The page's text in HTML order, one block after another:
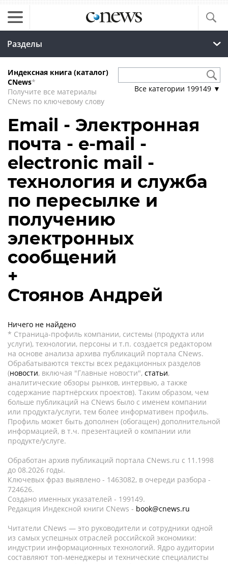
Разделы
Индексная книга (каталог)
CNews*
Получите все материалы
CNews по ключевому слову
Все категории 199149 ▼
Email - Электронная
почта - e-mail -
electronic mail -
технология и служба
по пересылке и
получению
электронных
сообщений
+
Стоянов Андрей
Ничего не найдено
* Страница-профиль компании, системы (продукта или
услуги), технологии, персоны и т.п. создается редактором
на основе анализа архива публикаций портала CNews.
Обрабатываются тексты всех редакционных разделов
(новости, включая "Главные новости", статьи,
аналитические обзоры рынков, интервью, а также
содержание партнёрских проектов). Таким образом, чем
больше публикаций на CNews было с именем компании
или продукта/услуги, тем более информативен профиль.
Профиль может быть дополнен (обогащен) дополнительной
информацией, в т.ч. презентацией о компании или
продукте/услуге.
Обработан архив публикаций портала CNews.ru c 11.1998
до 08.2026 годы.
Ключевых фраз выявлено - 1463082, в очереди разбора -
724626.
Создано именных указателей - 199149.
Редакция Индексной книги CNews - book@cnews.ru
Читатели CNews — это руководители и сотрудники одной
из самых успешных отраслей российской экономики:
индустрии информационных технологий. Ядро аудитории
составляют топ-менеджеры и технические специалисты